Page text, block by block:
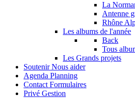
La
Antenne
Rhône
Les albums de l'année
Back
Tous
Les Grands projets
Soutenir Nous aider
Agenda Planning
Contact Formulaires
Privé Gestion